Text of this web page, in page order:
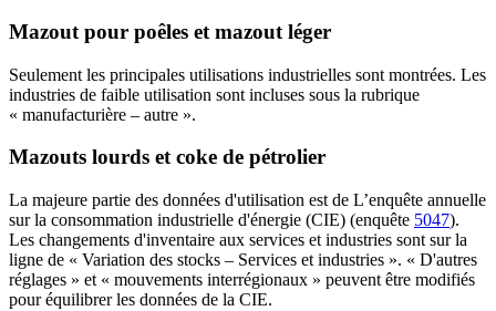
Mazout pour poêles et mazout léger
Seulement les principales utilisations industrielles sont montrées. Les
industries de faible utilisation sont incluses sous la rubrique
« manufacturière – autre ».
Mazouts lourds et coke de pétrolier
La majeure partie des données d'utilisation est de L’enquête annuelle
sur la consommation industrielle d'énergie (CIE) (enquête 5047).
Les changements d'inventaire aux services et industries sont sur la
ligne de « Variation des stocks – Services et industries ». « D'autres
réglages » et « mouvements interrégionaux » peuvent être modifiés
pour équilibrer les données de la CIE.